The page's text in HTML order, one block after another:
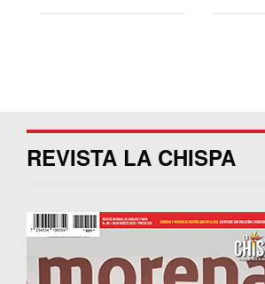
REVISTA LA CHISPA